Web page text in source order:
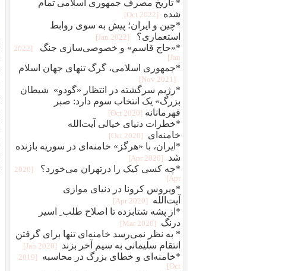
* تاریخ مصرف جمهوری اسلامی تمام
شده
[2022 Oct]
*چین و ایران؛ پیش به سوی روابط
استعماری؟
[2022 Jan]
*«حاج قاسم» و خصوصی‌سازی جنگ
[2022
Jan]
*جمهوری اسلامی، گرگ تنهای جهان اسلام
[2021 Nov]
*رژیم سرگشته در انتظار «گودو» شیطان
بزرگ» یک انتخاب سوم دارد: صبر
قهرمانانه [2020 Oct]
*خطرات دنیای خیالی آیت‌الله
خامنه‌ای
[2020 Oct]
*ایران، با «هرگز» خامنه‌ای در سوریه بازنده
شد
[2020 Apr]
*چه کسی کیک را درتهران می‌خورد؟
[2020
Apr]
*ویروس کرونا در دنیای موازی
آیت‌الله
[2020 Apr]
*از پشه شتابزده تا اصلاح طلب ِ اسیر
درنگ
[2020 Mar]
* به نظر نمی‌رسد خامنه‌ای تنها برای گرفتن
انتقام سلیمانی به سیم آخر بزند
[2020 Jan]
*خامنه‌ای و خطای بزرگ در محاسبه
[2019
Oct]